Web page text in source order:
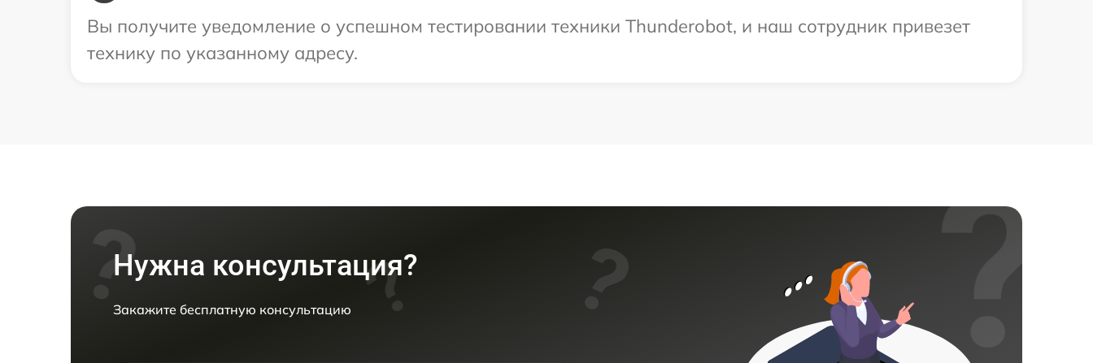
Вы получите уведомление о успешном тестировании техники Thunderobot, и наш сотрудник привезет
технику по указанному адресу.
Нужна консультация?
Закажите бесплатную консультацию